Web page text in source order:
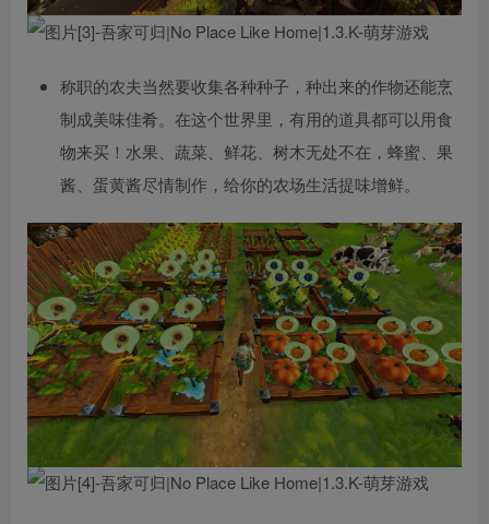
称职的农夫当然要收集各种种子，种出来的作物还能烹
制成美味佳肴。在这个世界里，有用的道具都可以用食
物来买！水果、蔬菜、鲜花、树木无处不在，蜂蜜、果
酱、蛋黄酱尽情制作，给你的农场生活提味增鲜。